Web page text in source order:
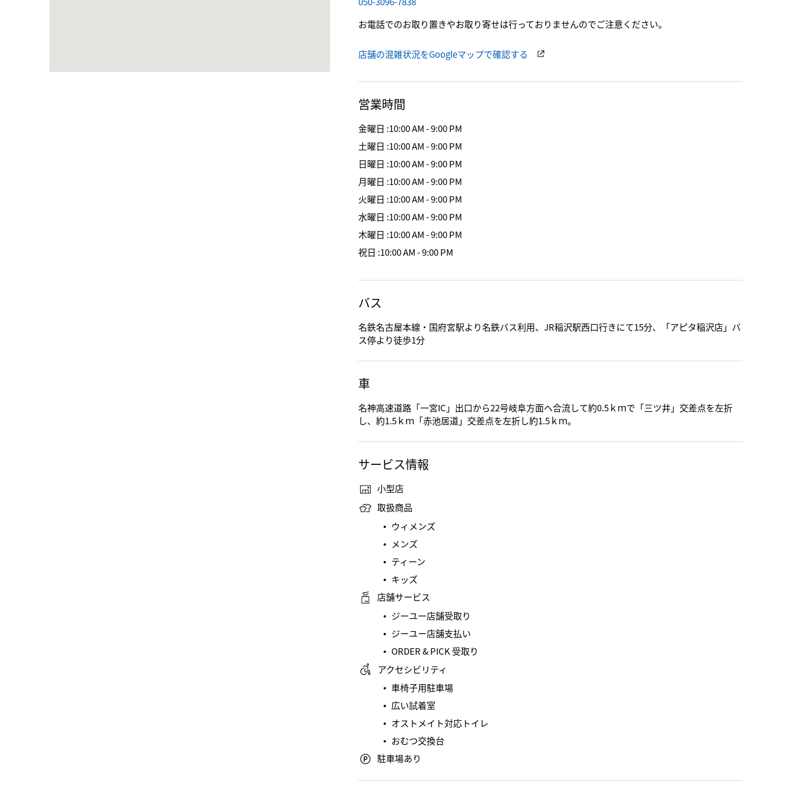
お電話でのお取り置きやお取り寄せは行っておりませんのでご注意ください。
店舗の混雑状況をGoogleマップで確認する
営業時間
金曜日 :10:00 AM - 9:00 PM
土曜日 :10:00 AM - 9:00 PM
日曜日 :10:00 AM - 9:00 PM
月曜日 :10:00 AM - 9:00 PM
火曜日 :10:00 AM - 9:00 PM
水曜日 :10:00 AM - 9:00 PM
木曜日 :10:00 AM - 9:00 PM
祝日 :10:00 AM - 9:00 PM
バス
名鉄名古屋本線・国府宮駅より名鉄バス利用、JR稲沢駅西口行きにて15分、「アピタ稲沢店」バ
ス停より徒歩1分
車
名神高速道路「一宮IC」出口から22号岐阜方面へ合流して約0.5ｋｍで「三ツ井」交差点を左折
し、約1.5ｋｍ「赤池居道」交差点を左折し約1.5ｋｍ。
サービス情報
小型店
取扱商品
ウィメンズ
メンズ
ティーン
キッズ
店舗サービス
ジーユー店舗受取り
ジーユー店舗支払い
ORDER & PICK 受取り
アクセシビリティ
車椅子用駐車場
広い試着室
オストメイト対応トイレ
おむつ交換台
駐車場あり